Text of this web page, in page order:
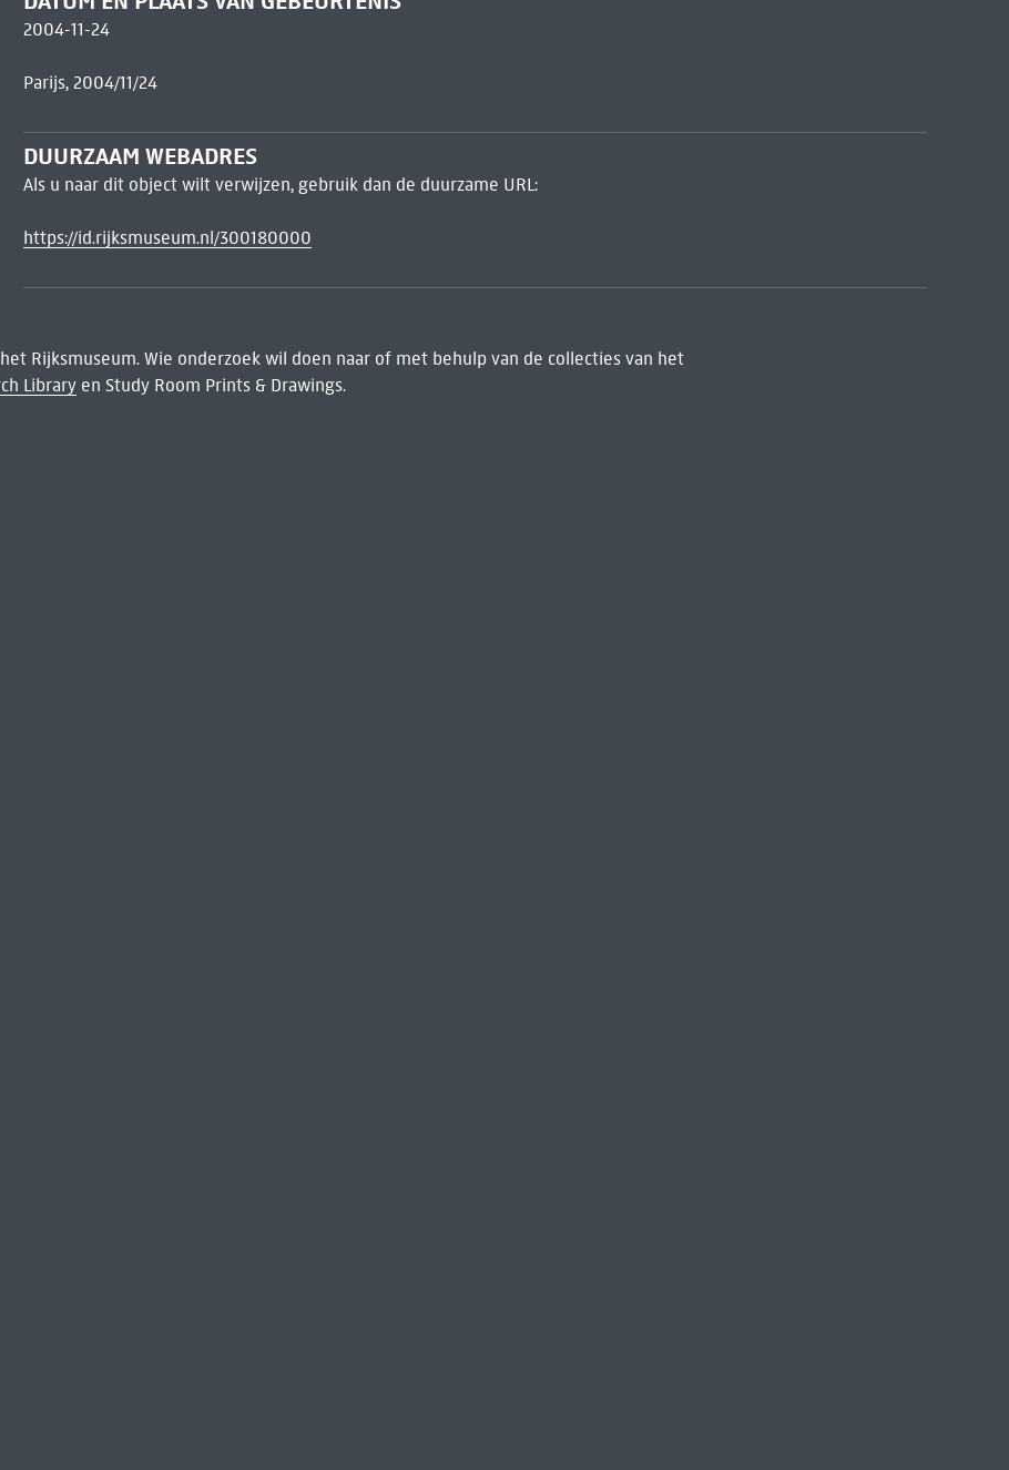
2004-11-24
Parijs, 2004/11/24
DUURZAAM WEBADRES
Als u naar dit object wilt verwijzen, gebruik dan de duurzame URL:
https://id.rijksmuseum.nl/300180000
Rijksmuseum. Wie onderzoek wil doen naar of met behulp van de collecties van het
Libraryen Study Room Prints & Drawings.